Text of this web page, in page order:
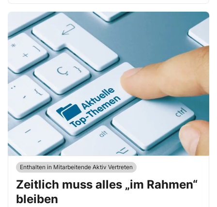
Enthalten in Mitarbeitende Aktiv Vertreten
Zeitlich muss alles „im Rahmen“
bleiben